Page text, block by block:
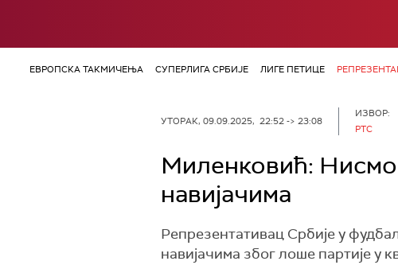
ЕВРОПСКА ТАКМИЧЕЊА СУПЕРЛИГА СРБИЈЕ ЛИГЕ ПЕТИЦЕ
УТОРАК, 09.09.2025, 22:52 -> 23:08
ИЗВОР:
РТС
Миленковић: Нисмо
навијачима
Репрезентативац Србије у
навијачима због лоше партије у